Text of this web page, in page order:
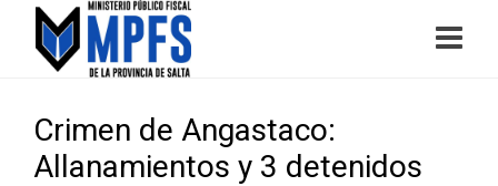
Crimen de Angastaco:
Allanamientos y 3 detenidos